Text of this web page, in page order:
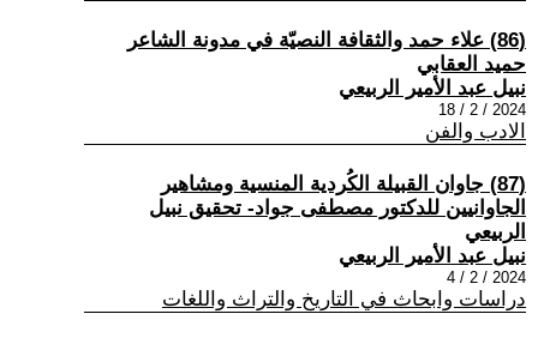
(86) علاء حمد والثقافة النصيّة في مدونة الشاعر
حميد العقابي
نبيل عبد الأمير الربيعي
2024 / 2 / 18
الادب والفن
(87) جاوان القبيلة الكُردية المنسية ومشاهير
الجاوانيين للدكتور مصطفى جواد- تحقيق نبيل
الربيعي
نبيل عبد الأمير الربيعي
2024 / 2 / 4
دراسات وابحاث في التاريخ والتراث واللغات